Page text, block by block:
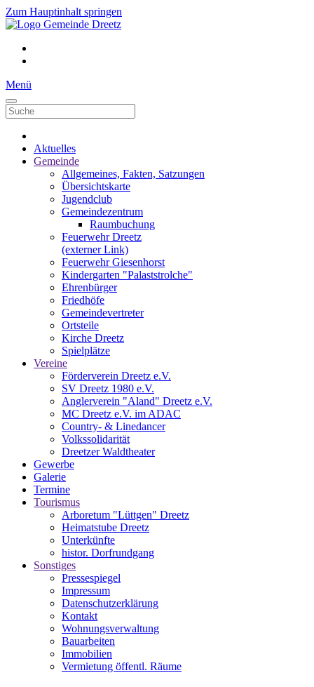
Zum Hauptinhalt springen
Menü
Aktuelles
Gemeinde
Allgemeines, Fakten, Satzungen
Übersichtskarte
Jugendclub
Gemeindezentrum
Raumbuchung
Feuerwehr Dreetz
(externer Link)
Feuerwehr Giesenhorst
Kindergarten "Palaststrolche"
Ehrenbürger
Friedhöfe
Gemeindevertreter
Ortsteile
Kirche Dreetz
Spielplätze
Vereine
Förderverein Dreetz e.V.
SV Dreetz 1980 e.V.
Anglerverein "Aland" Dreetz e.V.
MC Dreetz e.V. im ADAC
Country- & Linedancer
Volkssolidarität
Dreetzer Waldtheater
Gewerbe
Galerie
Termine
Tourismus
Arboretum "Lüttgen" Dreetz
Heimatstube Dreetz
Unterkünfte
histor. Dorfrundgang
Sonstiges
Pressespiegel
Impressum
Datenschutzerklärung
Kontakt
Wohnungsverwaltung
Bauarbeiten
Immobilien
Vermietung öffentl. Räume